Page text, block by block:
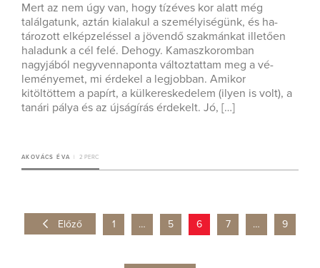
Mert az nem úgy van, hogy tízéves kor alatt még
találgatunk, aztán kialakul a személyiségünk, és ha­
tározott elképzeléssel a jövendő szakmánkat illetően
haladunk a cél felé. Dehogy. Kamaszkoromban
nagyjából negyvennaponta változtattam meg a vé­
leményemet, mi érdekel a legjobban. Amikor
kitöltöttem a papírt, a külkereskedelem (ilyen is volt), a
tanári pálya és az újságírás érdekelt. Jó, […]
AKOVÁCS ÉVA 2 PERC
Előző 1 … 5 6 7 … 9